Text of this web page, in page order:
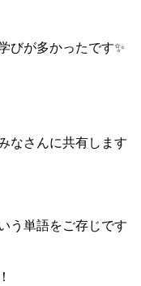
びが多かったです✨
なさんに共有します
う単語をご存じです